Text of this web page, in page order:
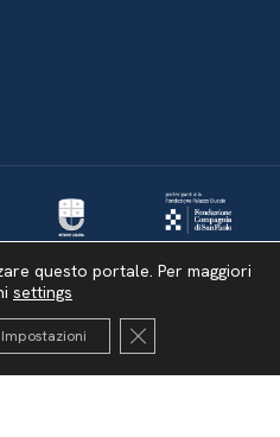
questo portale. Per maggiori
settings
Impostazioni Close GDPR